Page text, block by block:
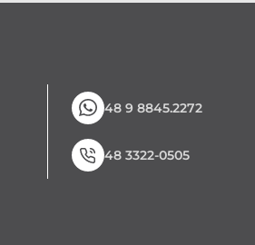
48 9 8845.2272
48 3322-0505